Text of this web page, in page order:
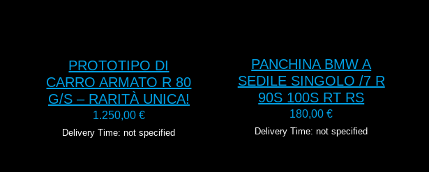
PROTOTIPO DI
CARRO ARMATO R 80
G/S – RARITÀ UNICA!
1.250,00 €
Delivery Time: not specified
PANCHINA BMW A
SEDILE SINGOLO /7 R
90S 100S RT RS
180,00€
Delivery Time: not specified